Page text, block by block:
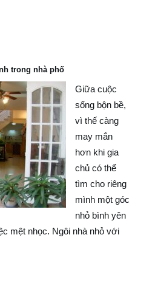
trong nhà phố
Giữa cuộc
sống bộn bề,
vì thế càng
may mắn
hơn khi gia
chủ có thể
tìm cho riêng
mình một góc
nhỏ bình yên
mệt nhọc. Ngôi nhà nhỏ với